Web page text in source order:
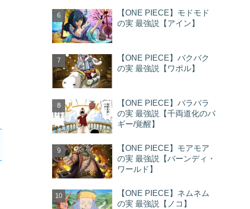
【ONE PIECE】モドモド
の実 最強説【アイン】
【ONE PIECE】バクバク
の実 最強説【ワポル】
【ONE PIECE】バラバラ
の実 最強説【千両道化のバ
ギー/覚醒】
【ONE PIECE】モアモア
の実 最強説【バーンディ・
ワールド】
【ONE PIECE】ネムネム
の実 最強説【ノコ】